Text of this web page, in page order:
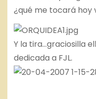
¿qué me tocará hoy
Y la tira…graciosilla
dedicada a FJL.